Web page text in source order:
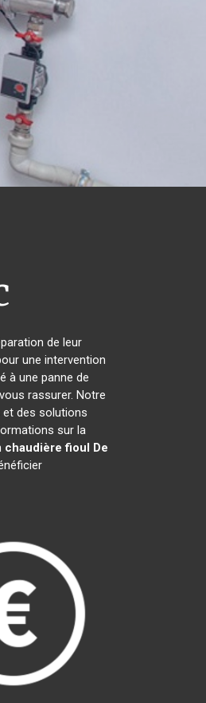
de leur
une intervention
à une panne de
rassurer. Notre
des solutions
sur la
chaudière fioul De